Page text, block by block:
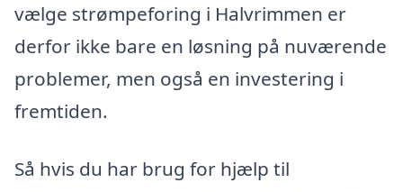
vælge strømpeforing i Halvrimmen er
derfor ikke bare en løsning på nuværende
problemer, men også en investering i
fremtiden.
Så hvis du har brug for hjælp til